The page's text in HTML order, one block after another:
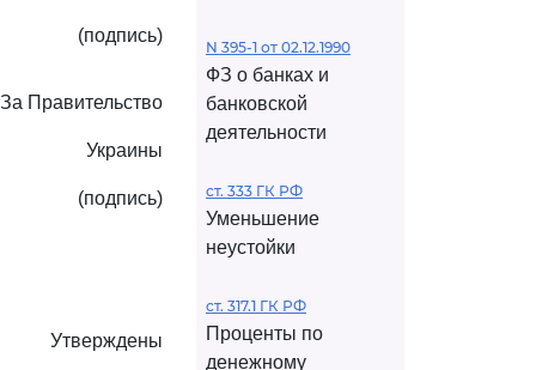
(подпись)
За Правительство
Украины
(подпись)
Утверждены
N 395-1 от 02.12.1990
ФЗ о банках и
банковской
деятельности
ст. 333 ГК РФ
Уменьшение
неустойки
ст. 317.1 ГК РФ
Проценты по
денежному